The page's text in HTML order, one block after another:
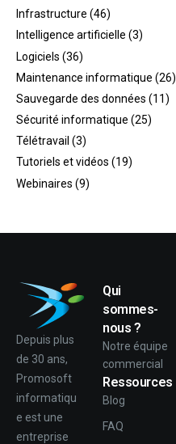
Infrastructure (46)
Intelligence artificielle (3)
Logiciels (36)
Maintenance informatique (26)
Sauvegarde des données (11)
Sécurité informatique (25)
Télétravail (3)
Tutoriels et vidéos (19)
Webinaires (9)
Depuis plus
de 30 ans,
Promosoft
informatiqu
e est une
entreprise
Qui
sommes-
nous ?
Notre équipe
commercial
Ressources
Blog
FAQ